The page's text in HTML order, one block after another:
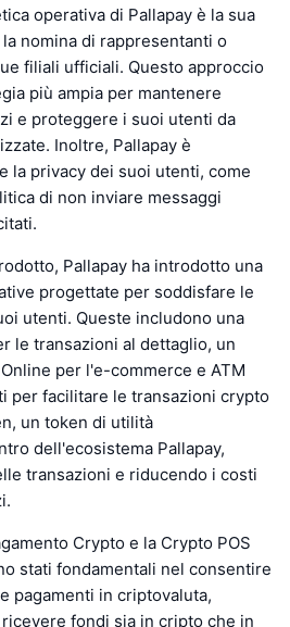
operativa di Pallapay è la sua
nomina di rappresentanti o
filiali ufficiali. Questo approccio
più ampia per mantenere
e proteggere i suoi utenti da
Inoltre, Pallapay è
la privacy dei suoi utenti, come
di non inviare messaggi
Pallapay ha introdotto una
progettate per soddisfare le
utenti. Queste includono una
le transazioni al dettaglio, un
per l'e-commerce e ATM
per facilitare le transazioni crypto
un token di utilità
dell'ecosistema Pallapay,
transazioni e riducendo i costi
Crypto e la Crypto POS
stati fondamentali nel consentire
pagamenti in criptovaluta,
fondi sia in cripto che in